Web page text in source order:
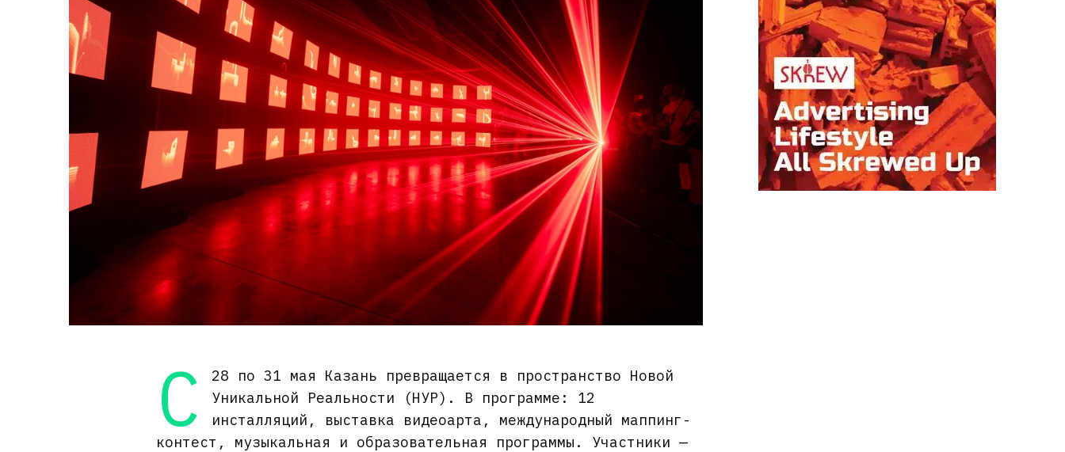
С
28 по 31 мая Казань превращается в пространство Новой
Уникальной Реальности (НУР). В программе: 12
инсталляций, выставка видеоарта, международный маппинг-
контест, музыкальная и образовательная программы. Участники —